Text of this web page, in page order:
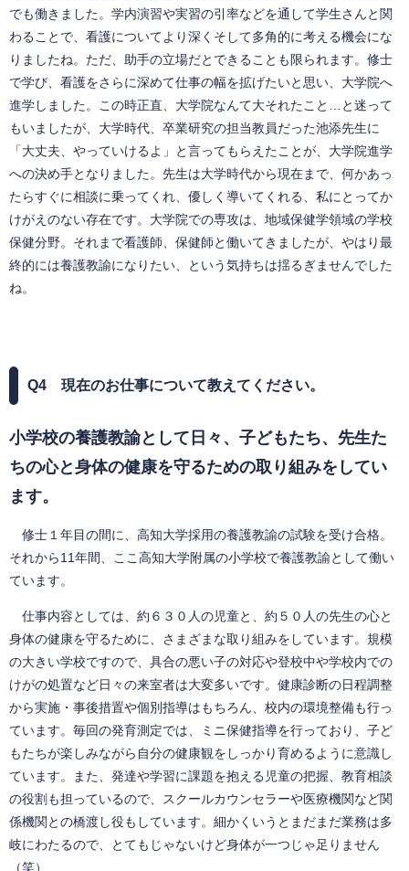
でも働きました。学内演習や実習の引率などを通して学生さんと関
わることで、看護についてより深くそして多角的に考える機会にな
りましたね。ただ、助手の立場だとできることも限られます。修士
で学び、看護をさらに深めて仕事の幅を拡げたいと思い、大学院へ
進学しました。この時正直、大学院なんて大それたこと…と迷って
もいましたが、大学時代、卒業研究の担当教員だった池添先生に
「大丈夫、やっていけるよ」と言ってもらえたことが、大学院進学
への決め手となりました。先生は大学時代から現在まで、何かあっ
たらすぐに相談に乗ってくれ、優しく導いてくれる、私にとってか
けがえのない存在です。大学院での専攻は、地域保健学領域の学校
保健分野。それまで看護師、保健師と働いてきましたが、やはり最
終的には養護教諭になりたい、という気持ちは揺るぎませんでした
ね。
Q4 現在のお仕事について教えてください。
小学校の養護教諭として日々、子どもたち、先生た
ちの心と身体の健康を守るための取り組みをしてい
ます。
修士１年目の間に、高知大学採用の養護教諭の試験を受け合格。
それから11年間、ここ高知大学附属の小学校で養護教諭として働い
ています。
仕事内容としては、約６３０人の児童と、約５０人の先生の心と
身体の健康を守るために、さまざまな取り組みをしています。規模
の大きい学校ですので、具合の悪い子の対応や登校中や学校内での
けがの処置など日々の来室者は大変多いです。健康診断の日程調整
から実施・事後措置や個別指導はもちろん、校内の環境整備も行っ
ています。毎回の発育測定では、ミニ保健指導を行っており、子ど
もたちが楽しみながら自分の健康観をしっかり育めるように意識し
ています。また、発達や学習に課題を抱える児童の把握、教育相談
の役割も担っているので、スクールカウンセラーや医療機関など関
係機関との橋渡し役もしています。細かくいうとまだまだ業務は多
岐にわたるので、とてもじゃないけど身体が一つじゃ足りません
（笑）